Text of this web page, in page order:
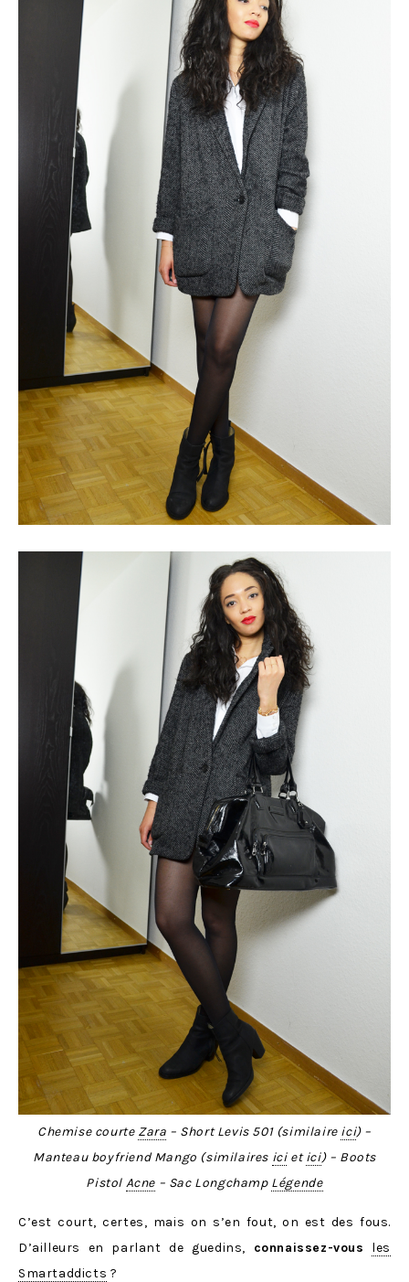
Chemise courte Zara – Short Levis 501 (similaire ici) –
Manteau boyfriend Mango (similaires icietici) – Boots
Pistol Acne – Sac Longchamp Légende
C’est court, certes, mais on s’en fout, on est des fous.
D’ailleurs en parlant de guedins, connaissez-vous
les
Smartaddicts ?